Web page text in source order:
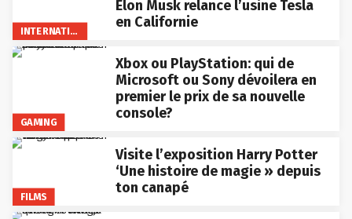
INTERNATIONAL
Elon Musk relance l’usine Tesla
en Californie
GAMING
Xbox ou PlayStation: qui de
Microsoft ou Sony dévoilera en
premier le prix de sa nouvelle
console?
FILMS
Visite l’exposition Harry Potter
‘Une histoire de magie » depuis
ton canapé